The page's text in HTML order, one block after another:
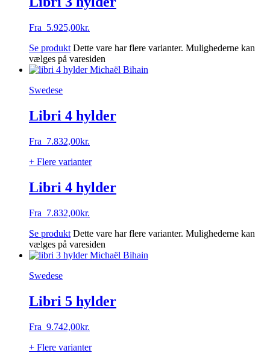
Fra 5.925,00kr.
Se produkt Dette vare har flere varianter. Mulighederne kan
vælges på varesiden
Swedese
Libri 4 hylder
Fra 7.832,00kr.
+ Flere varianter
Libri 4 hylder
Fra 7.832,00kr.
Se produkt Dette vare har flere varianter. Mulighederne kan
vælges på varesiden
Swedese
Libri 5 hylder
Fra 9.742,00kr.
+ Flere varianter